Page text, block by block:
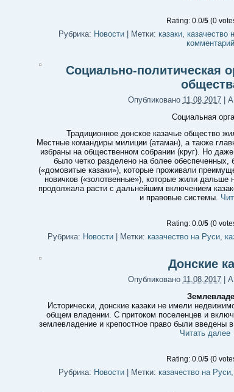
Rating: 0.0/5 (0
Рубрика: Новости Метки: казаки, казачество
комментарий
Социально-политическая
Опубликовано 11.08.2017|
Социальная
Традиционное донское казачье общество
Местные командиры милиции (атаман), а также
избраны на общественном собрании (круг). Но
было четко разделено на более обеспеченных,
(«домовитые казаки»), которые проживали
новичков («золотвенные»), которые жили
продолжала расти с дальнейшим включением
и правовые системы.
Rating: 0.0/5 (0
Рубрика: Новости Метки: казачество на Руси,
Донские
Опубликовано 11.08.2017|
Исторически, донские казаки не имели
общем владении. С притоком поселенцев и
землевладение и крепостное право были введены
Читать далее
Rating: 0.0/5 (0
Рубрика: Новости Метки: казачество на Руси,